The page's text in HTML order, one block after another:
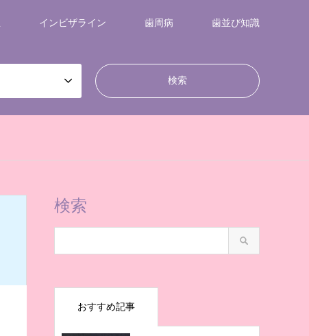
インビザライン 歯周病 歯並び知識
検索
おすすめ記事